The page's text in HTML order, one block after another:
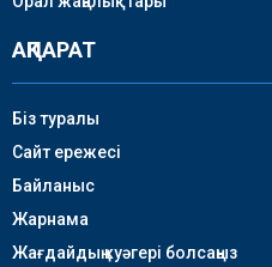
АҚПАРАТ
Біз туралы
Сайт ережесі
Байланыс
Жарнама
Жағдайдың куәгері болсаңыз